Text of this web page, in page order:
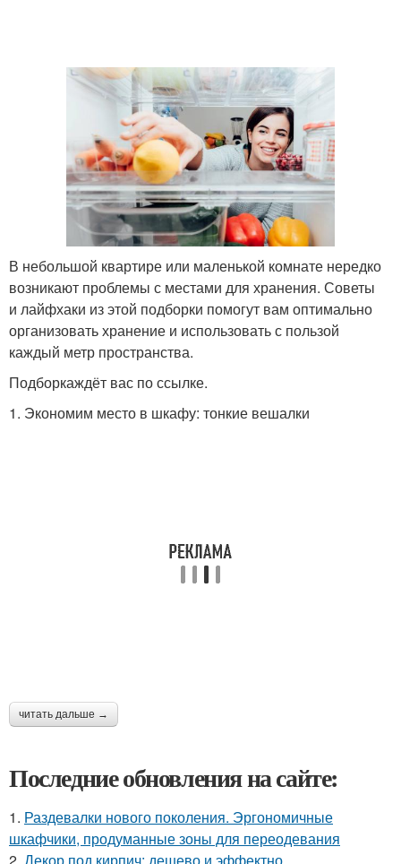
В небольшой квартире или маленькой комнате нередко
возникают проблемы с местами для хранения. Советы
и лайфхаки из этой подборки помогут вам оптимально
организовать хранение и использовать с пользой
каждый метр пространства.
Подборкаждёт вас по ссылке.
1. Экономим место в шкафу: тонкие вешалки
читать дальше →
Последние обновления на сайте:
1. Раздевалки нового поколения. Эргономичные
шкафчики, продуманные зоны для переодевания
2. Декор под кирпич: дешево и эффектно